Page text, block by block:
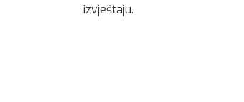
izvještaju.